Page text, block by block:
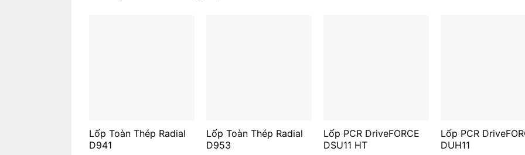
Lốp Toàn Thép Radial
D941
Lốp Toàn Thép Radial
D953
Lốp PCR DriveFORCE
DSU11 HT
Lốp PCR
DUH11